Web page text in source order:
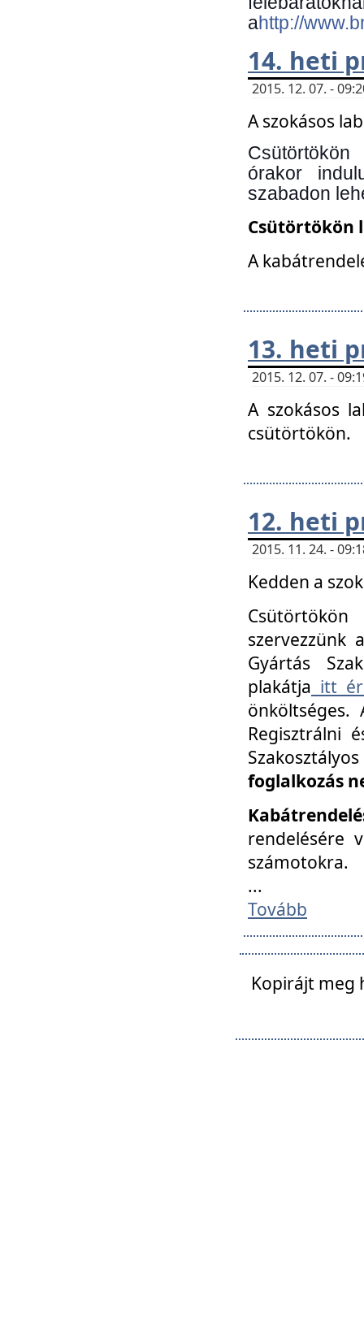
ahttp://
14. heti
2015. 12. 07. -
A szokásos
órakor
szabadon
Csütörtökön
A
13. heti
2015. 12. 07. -
A szokásos
csütörtökön.
12. heti
2015. 11. 24. -
Kedden a
szervezzünk
Gyártás
plakátja itt
Regisztrálni
foglalkozás
rendelésére
számotokra.
...
Tovább
Kopirájt meg